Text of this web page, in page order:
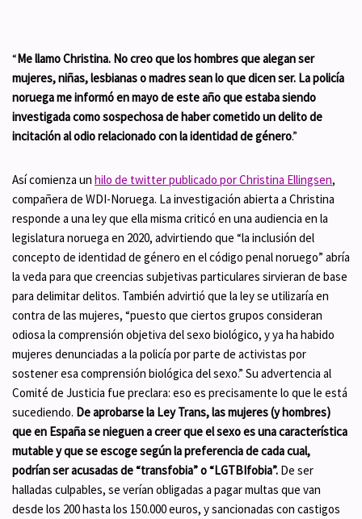
“Me llamo Christina. No creo que los hombres que alegan ser
mujeres, niñas, lesbianas o madres sean lo que dicen ser. La policía
noruega me informó en mayo de este año que estaba siendo
investigada como sospechosa de haber cometido un delito de
incitación al odio relacionado con la identidad de género.”
Así comienza un hilo de twitter publicado por Christina Ellingsen,
compañera de WDI-Noruega. La investigación abierta a Christina
responde a una ley que ella misma criticó en una audiencia en la
legislatura noruega en 2020, advirtiendo que “la inclusión del
concepto de identidad de género en el código penal noruego” abría
la veda para que creencias subjetivas particulares sirvieran de base
para delimitar delitos. También advirtió que la ley se utilizaría en
contra de las mujeres, “puesto que ciertos grupos consideran
odiosa la comprensión objetiva del sexo biológico, y ya ha habido
mujeres denunciadas a la policía por parte de activistas por
sostener esa comprensión biológica del sexo.” Su advertencia al
Comité de Justicia fue preclara: eso es precisamente lo que le está
sucediendo. De aprobarse la Ley Trans, las mujeres (y hombres)
que en España se nieguen a creer que el sexo es una característica
mutable y que se escoge según la preferencia de cada cual,
podrían ser acusadas de “transfobia” o “LGTBIfobia”. De ser
halladas culpables, se verían obligadas a pagar multas que van
desde los 200 hasta los 150.000 euros, y sancionadas con castigos